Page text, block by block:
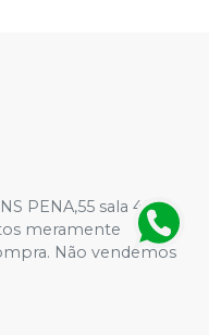
PENA,55 sala 403 -
meramente
Não vendemos